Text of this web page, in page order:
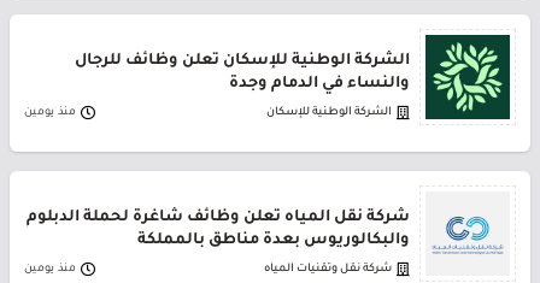
الشركة الوطنية للإسكان تعلن وظائف للرجال
والنساء في الدمام وجدة
الشركة الوطنية للإسكان منذ يومين
شركة نقل المياه تعلن وظائف شاغرة لحملة الدبلوم
والبكالوريوس بعدة مناطق بالمملكة
شركة نقل وتقنيات المياه منذ يومين